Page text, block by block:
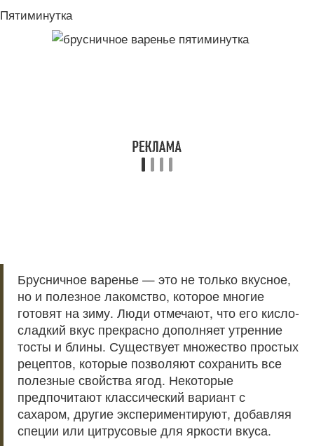
Пятиминутка
Брусничное варенье — это не только вкусное,
но и полезное лакомство, которое многие
готовят на зиму. Люди отмечают, что его кисло-
сладкий вкус прекрасно дополняет утренние
тосты и блины. Существует множество простых
рецептов, которые позволяют сохранить все
полезные свойства ягод. Некоторые
предпочитают классический вариант с
сахаром, другие экспериментируют, добавляя
специи или цитрусовые для яркости вкуса.